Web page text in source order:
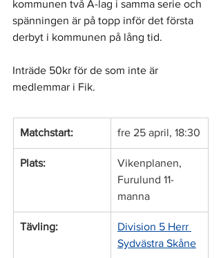
kommunen två A-lag i samma serie och
spänningen är på topp inför det första
derbyt i kommunen på lång tid.
Inträde 50kr för de som inte är
medlemmar i Fik.
Matchstart: fre 25 april, 18:30
Plats:
Vikenplanen,
Furulund 11-
manna
Tävling:
Division 5 Herr
Sydvästra Skåne